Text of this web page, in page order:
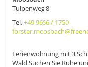
Tulpenweg 8
Tel.+49 9656 / 1750
Ferienwohnung mit 3
Wald Suchen Sie Ruhe